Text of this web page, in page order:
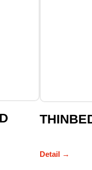
Detail →